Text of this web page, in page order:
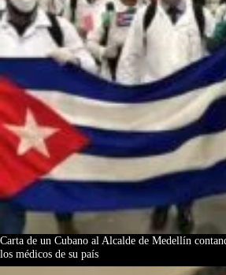
Carta de un Cubano al Alcalde de Medellín
los médicos de su país